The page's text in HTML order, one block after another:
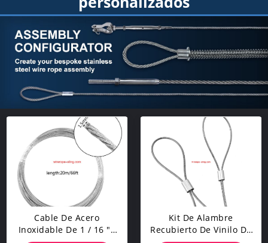
Cable De Acero
Inoxidable De 1 / 16 "x
Kit De Alambre
Recubierto De Vinilo De